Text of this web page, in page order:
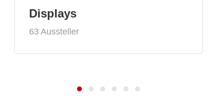
Displays
63 Aussteller